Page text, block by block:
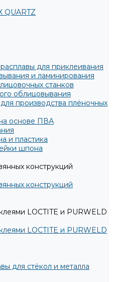
QUARTZ
для приклеивания
и ламинирования
станков
облицовывания
производства плёночных
основе ПВА
и пластика
шпона
конструкций
конструкций
LOCTITE и PURWELD
LOCTITE и PURWELD
для стёкол и металла